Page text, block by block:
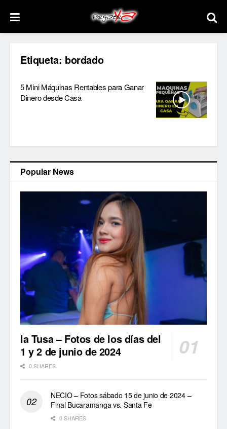
Etiqueta: bordado
5 Mini Máquinas Rentables para Ganar
Dinero desde Casa
Popular News
la Tusa – Fotos de los días del
1 y 2 de junio de 2024
0 SHARES
NECIO – Fotos sábado 15 de junio de 2024 –
Final Bucaramanga vs. Santa Fe
0 SHARES